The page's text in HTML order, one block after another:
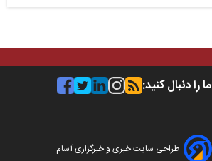
ما را دنبال کنید:
طراحی سایت خبری و خبرگزاری آسام